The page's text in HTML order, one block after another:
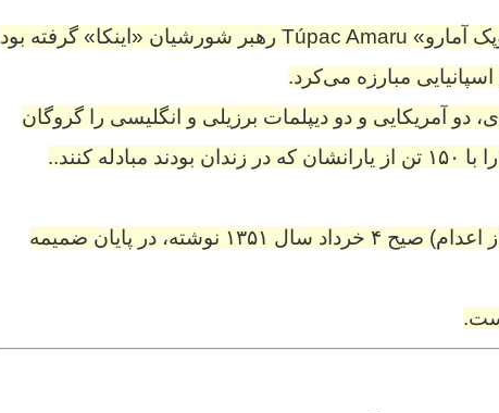
جنبش ملی توپامارو نام خودش را از «توپک آمارو» Túpac Amaru رهبر شورشیان «اینکا» گرفته بود
توپامارو در اوایل دهه ۷۰ میلادی، دو آمریکایی و دو دیپلمات برزیلی و انگلیسی را گروگان
کنند..
وصیتنامه اصغر بدیع زادگان را که (پیش از اعدام) صیح ۴ خرداد سال ۱۳۵۱ نوشته‌، در پایان ضمیمه